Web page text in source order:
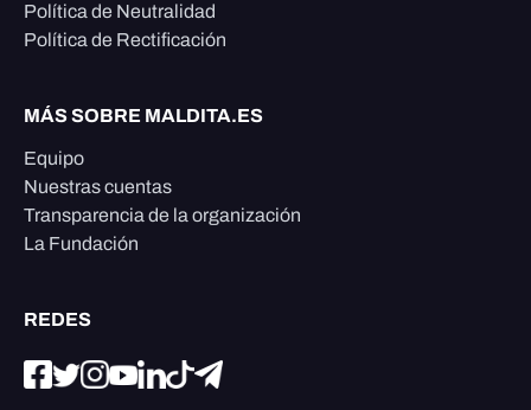
Política de Neutralidad
Política de Rectificación
MÁS SOBRE MALDITA.ES
Equipo
Nuestras cuentas
Transparencia de la organización
La Fundación
REDES